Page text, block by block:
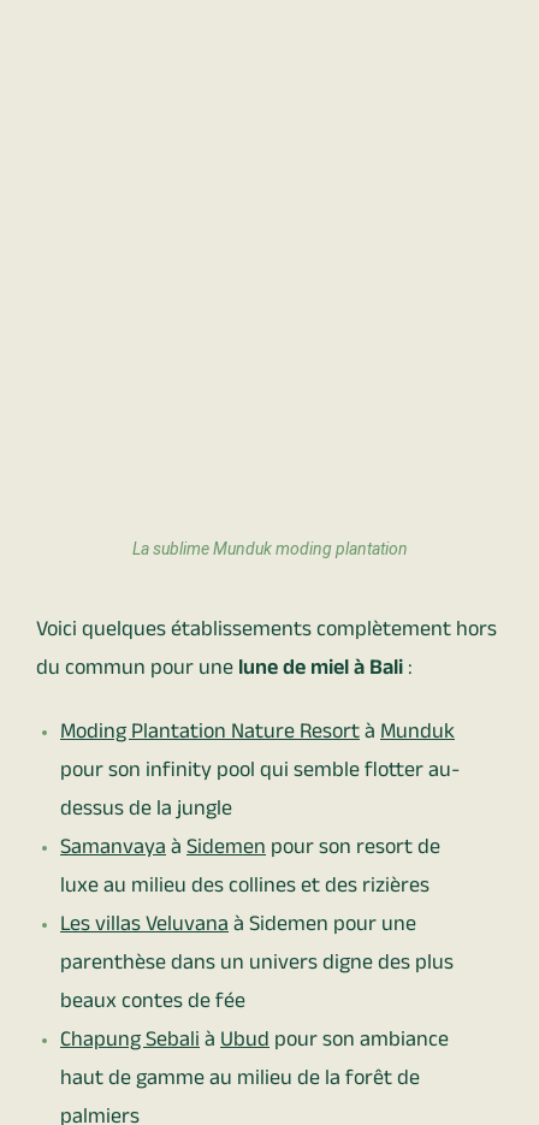
La sublime Munduk moding plantation
Voici quelques établissements complètement hors
du commun pour unelune de miel à Bali:
Moding Plantation Nature ResortàMunduk
pour son infinity pool qui semble flotter au-
dessus de la jungle
SamanvayaàSidemenpour son resort de
luxe au milieu des collines et des rizières
Les villasVeluvanaà Sidemen pour une
parenthèse dans un univers digne des plus
beaux contes de fée
Chapung SebaliàUbudpour son ambiance
haut de gamme au milieu de la forêt de